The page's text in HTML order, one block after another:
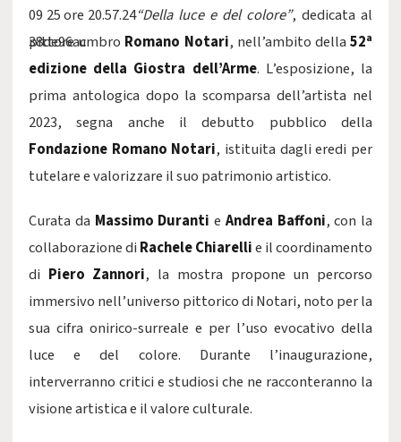
“Della luce e del colore”, dedicata al
pittore umbro Romano Notari, nell’ambito della52ª
edizione della Giostra dell’Arme. L’esposizione, la
prima antologica dopo la scomparsa dell’artista nel
2023, segna anche il debutto pubblico della
Fondazione Romano Notari, istituita dagli eredi per
tutelare e valorizzare il suo patrimonio artistico.
Curata da Massimo Duranti e Andrea Baffoni, con la
collaborazione di Rachele Chiarellie il coordinamento
di Piero Zannori, la mostra propone un percorso
immersivo nell’universo pittorico di Notari, noto per la
sua cifra onirico-surreale e per l’uso evocativo della
luce e del colore. Durante l’inaugurazione,
interverranno critici e studiosi che ne racconteranno la
visione artistica e il valore culturale.